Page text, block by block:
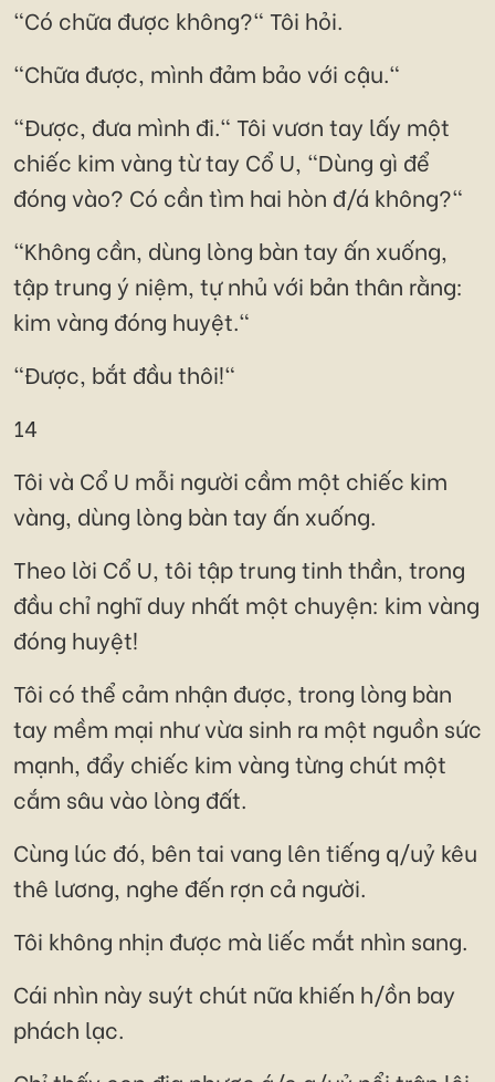
"Có chữa được không?" Tôi hỏi.
"Chữa được, mình đảm bảo với cậu."
"Được, đưa mình đi." Tôi vươn tay lấy một
chiếc kim vàng từ tay Cổ U, "Dùng gì để
đóng vào? Có cần tìm hai hòn đ/á không?"
"Không cần, dùng lòng bàn tay ấn xuống,
tập trung ý niệm, tự nhủ với bản thân rằng:
kim vàng đóng huyệt."
"Được, bắt đầu thôi!"
14
Tôi và Cổ U mỗi người cầm một chiếc kim
vàng, dùng lòng bàn tay ấn xuống.
Theo lời Cổ U, tôi tập trung tinh thần, trong
đầu chỉ nghĩ duy nhất một chuyện: kim vàng
đóng huyệt!
Tôi có thể cảm nhận được, trong lòng bàn
tay mềm mại như vừa sinh ra một nguồn sức
mạnh, đẩy chiếc kim vàng từng chút một
cắm sâu vào lòng đất.
Cùng lúc đó, bên tai vang lên tiếng q/uỷ kêu
thê lương, nghe đến rợn cả người.
Tôi không nhịn được mà liếc mắt nhìn sang.
Cái nhìn này suýt chút nữa khiến h/ồn bay
phách lạc.